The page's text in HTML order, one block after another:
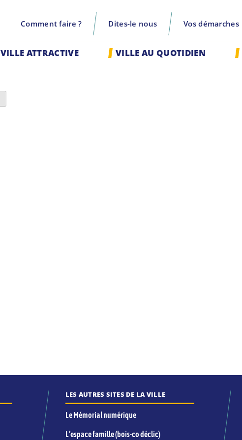
Comment faire ? Dites-le nous Vos démarches
recherche
VILLE ATTRACTIVE VILLE AU QUOTIDIEN
LES AUTRES SITES DE LA VILLE
Le Mémorial numérique
L’espace famille (bois-co déclic)